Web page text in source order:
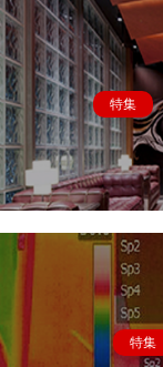
特集
特集